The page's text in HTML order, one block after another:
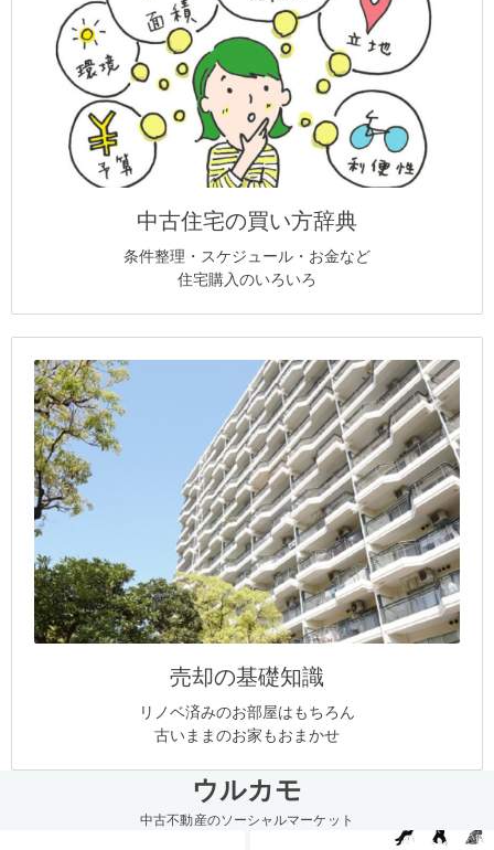
中古住宅の買い方辞典
条件整理・スケジュール・お金など
住宅購入のいろいろ
売却の基礎知識
リノベ済みのお部屋はもちろん
古いままのお家もおまかせ
ウルカモ
中古不動産のソーシャルマーケット